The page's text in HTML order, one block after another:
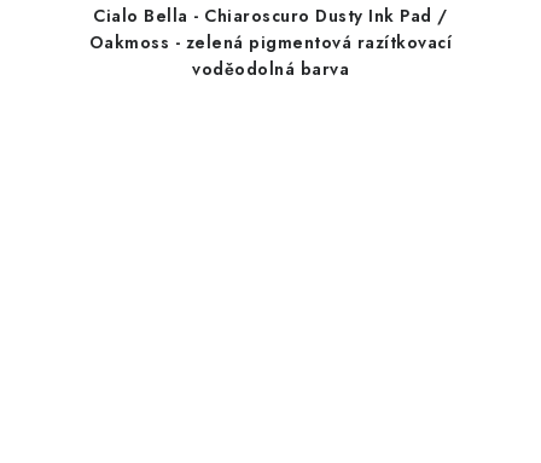
Cialo Bella - Chiaroscuro Dusty Ink Pad /
Oakmoss - zelená pigmentová razítkovací
voděodolná barva